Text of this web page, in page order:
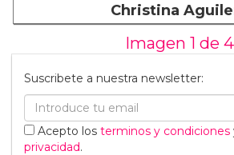
Christina
Imagen 1 de 4
Suscribete a nuestra newsletter:
Acepto los terminos y condiciones
privacidad.